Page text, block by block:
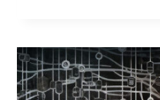
ACTOR
LEGATI
AGLI
HOSTILE